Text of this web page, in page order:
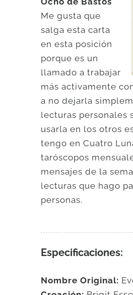
Me gusta que
salga esta carta
en esta posición
porque es un
llamado a trabajar
más activamente
a no dejarla
lecturas personales
usarla en los otros
tengo en Cuatro
taróscopos
mensajes de la
lecturas que hago
personas.
Especificaciones:
Nombre Original: